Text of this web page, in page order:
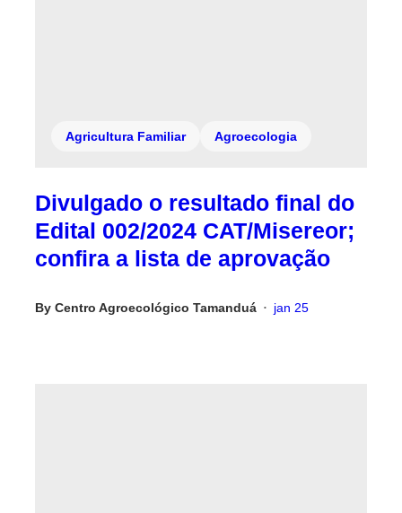
Agricultura Familiar Agroecologia
Divulgado o resultado final do
Edital 002/2024 CAT/Misereor;
confira a lista de aprovação
By Centro Agroecológico Tamanduá • jan 25